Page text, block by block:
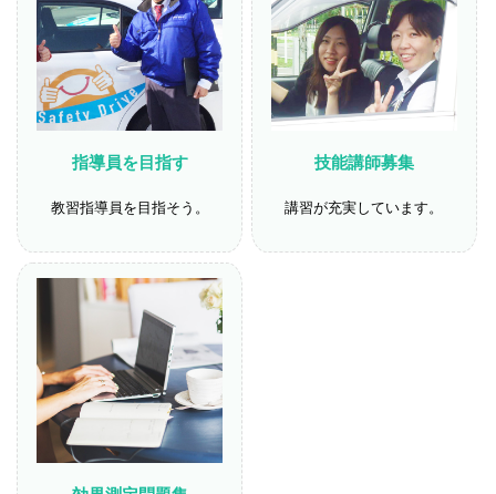
指導員を目指す
教習指導員を目指そう。
技能講師募集
講習が充実しています。